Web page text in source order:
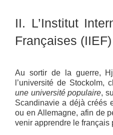
II. L’Institut
Françaises (IIEF)
Au sortir de la guerre,
l’université de Stockolm,
une université populaire,
Scandinavie a déjà créés
ou en Allemagne, afin de
venir apprendre le français